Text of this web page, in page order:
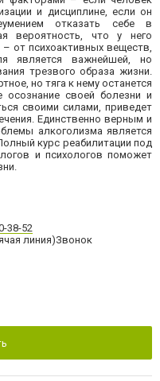
и дисциплине, если он
отказать себе в
вероятность, что у него
от психоактивных веществ,
является важнейшей, но
трезвого образа жизни.
но тяга к нему останется
своей болезни и
своими силами, приведет
Единственно верным и
алкоголизма является
курс реабилитации под
и психологов поможет
38-52
линия)Звонок